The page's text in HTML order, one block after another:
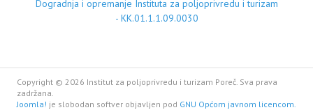
Dogradnja i opremanje Instituta za poljoprivredu i turizam
- KK.01.1.1.09.0030
Copyright © 2026 Institut za poljoprivredu i turizam Poreč. Sva prava
zadržana.
Joomla! je slobodan softver objavljen pod GNU Općom javnom licencom.